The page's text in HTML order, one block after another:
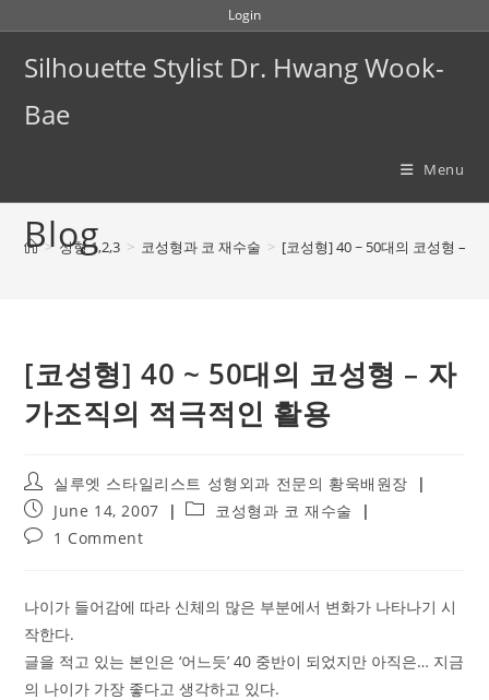
content
Login
Silhouette Stylist Dr. Hwang Wook-
Bae
Menu
Blog
> 성형 1,2,3 > 코성형과 코 재수술 > [코성형] 40 ~ 50대의 코성형 –
[코성형] 40 ~ 50대의 코성형 – 자
가조직의 적극적인 활용
Post
author:
실루엣 스타일리스트 성형외과 전문의 황욱배원장
Post
published:
June 14, 2007
Post코성형과 코 재수술
Post1 Comment
나이가 들어감에 따라 신체의 많은 부분에서 변화가 나타나기 시
작한다.
글을 적고 있는 본인은 ‘어느듯’ 40 중반이 되었지만 아직은… 지금
의 나이가 가장 좋다고 생각하고 있다.